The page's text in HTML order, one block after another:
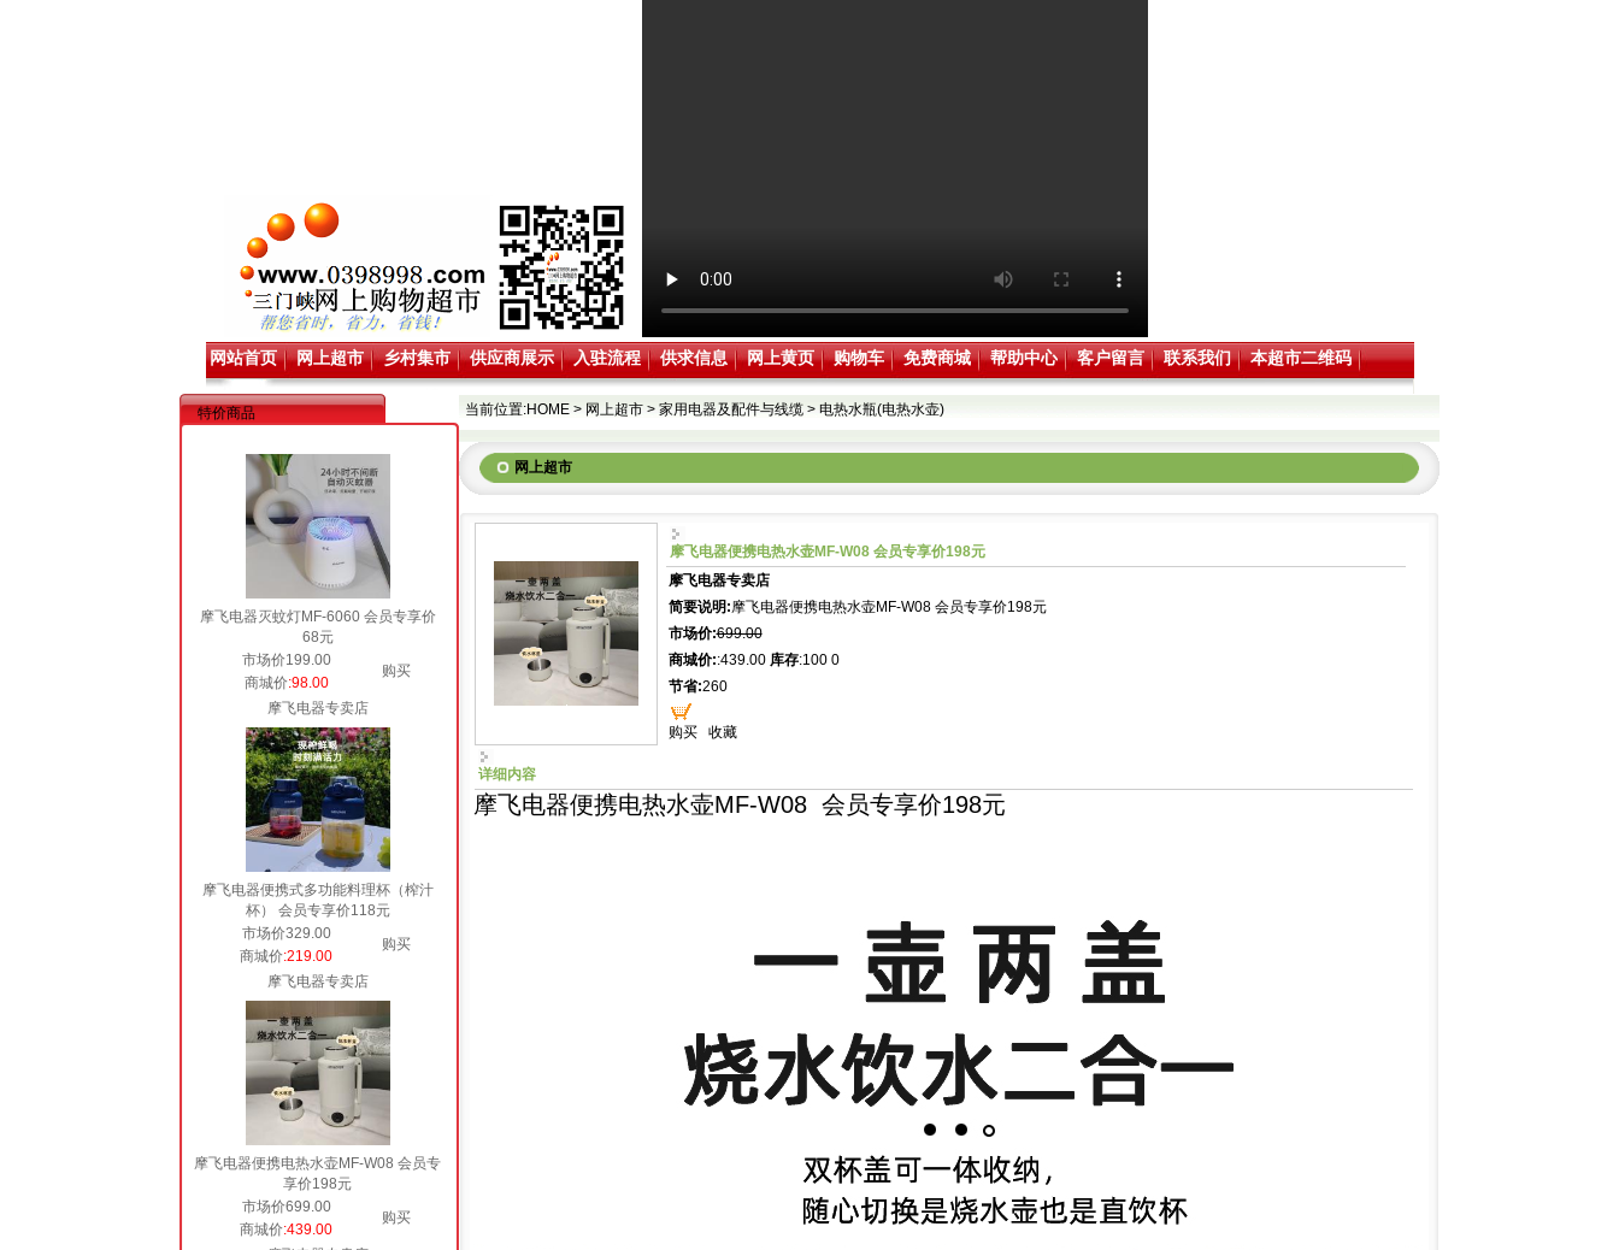
网站首页 网上超市 乡村集市 供应商展示 入驻流程 供求信息 网上黄页 购物车 免费商城 帮助中心 客户留言 联系我们 本超市二维码
特价商品
摩飞电器灭蚊灯MF-6060 会员专享价
68元
市场价199.00
购买
商城价:98.00
摩飞电器专卖店
摩飞电器便携式多功能料理杯（榨汁
杯） 会员专享价118元
市场价329.00
购买
商城价:219.00
摩飞电器专卖店
摩飞电器便携电热水壶MF-W08 会员专
享价198元
市场价699.00
购买
商城价:439.00
当前位置:HOME > 网上超市 > 家用电器及配件与线缆 > 电热水瓶(电热水壶)
网上超市
摩飞电器便携电热水壶MF-W08 会员专享价198元
摩飞电器专卖店
简要说明:摩飞电器便携电热水壶MF-W08 会员专享价198元
市场价:699.00
商城价::439.00 库存:100 0
节省:260
购买 收藏
详细内容
摩飞电器便携电热水壶MF-W08 会员专享价198元